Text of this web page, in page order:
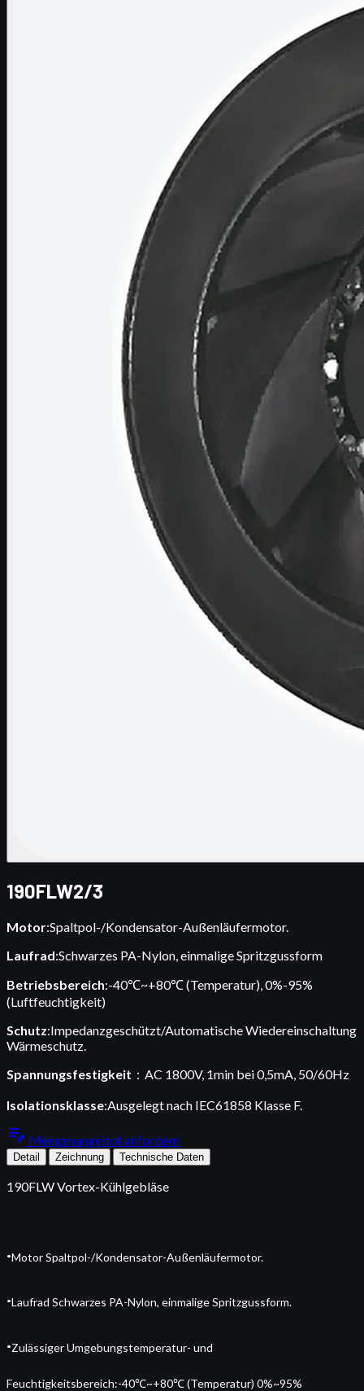
190FLW2/3
Motor:Spaltpol-/Kondensator-Außenläufermotor.
Laufrad:Schwarzes PA-Nylon, einmalige Spritzgussform
Betriebsbereich:-40℃~+80℃ (Temperatur), 0%-95%
(Luftfeuchtigkeit)
Schutz:Impedanzgeschützt/Automatische Wiedereinschaltung
Wärmeschutz.
Spannungsfestigkeit ：AC 1800V, 1min bei 0,5mA, 50/60Hz
Isolationsklasse:Ausgelegt nach IEC61858 Klasse F.
edit_note Mengenangebot anfordern
Detail Zeichnung Technische Daten
190FLW Vortex-Kühlgebläse
·Motor Spaltpol-/Kondensator-Außenläufermotor.
·Laufrad Schwarzes PA-Nylon, einmalige Spritzgussform.
·Zulässiger Umgebungstemperatur- und
Feuchtigkeitsbereich:-40℃~+80℃ (Temperatur) 0%~95%